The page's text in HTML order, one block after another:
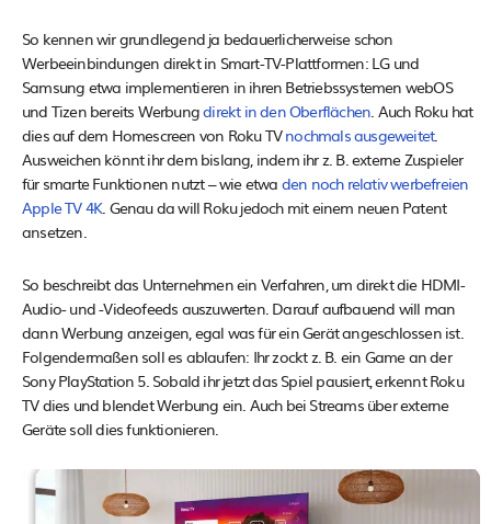
So kennen wir grundlegend ja bedauerlicherweise schon
Werbeeinbindungen direkt in Smart-TV-Plattformen: LG und
Samsung etwa implementieren in ihren Betriebssystemen webOS
und Tizen bereits Werbungdirekt in den Oberflächen . Auch Roku hat
dies auf dem Homescreen von Roku TVnochmals ausgeweitet.
Ausweichen könnt ihr dem bislang, indem ihr z. B. externe Zuspieler
für smarte Funktionen nutzt – wie etwa den noch relativ werbefreien
Apple TV 4K. Genau da will Roku jedoch mit einem neuen Patent
ansetzen.
So beschreibt das Unternehmen ein Verfahren, um direkt die HDMI-
Audio- und -Videofeeds auszuwerten. Darauf aufbauend will man
dann Werbung anzeigen, egal was für ein Gerät angeschlossen ist.
Folgendermaßen soll es ablaufen: Ihr zockt z. B. ein Game an der
Sony PlayStation 5. Sobald ihr jetzt das Spiel pausiert, erkennt Roku
TV dies und blendet Werbung ein. Auch bei Streams über externe
Geräte soll dies funktionieren.